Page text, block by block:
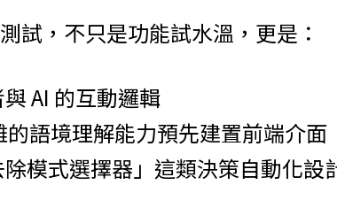
試，不只是功能試水溫，更是：
AI 的互動邏輯
的語境理解能力預先建置前端介面
模式選擇器」這類決策自動化設